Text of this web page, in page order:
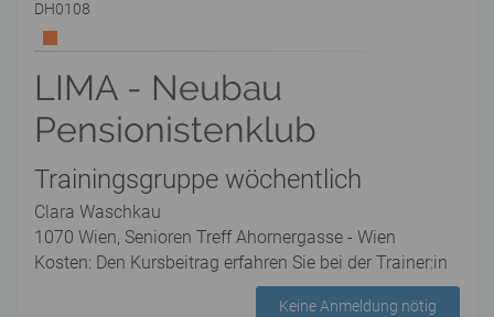
DH0108
LIMA - Neubau
Pensionistenklub
Trainingsgruppe wöchentlich
Clara Waschkau
1070 Wien, Senioren Treff Ahornergasse - Wien
Kosten: Den Kursbeitrag erfahren Sie bei der Trainer:in
Keine Anmeldung nötig